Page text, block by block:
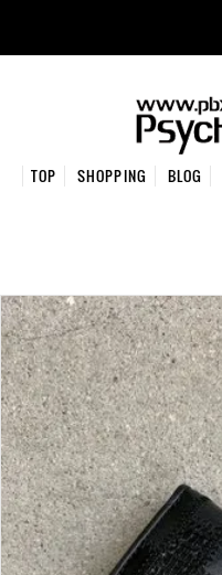
TOP SHOPPING BLOG